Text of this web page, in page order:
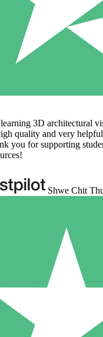
3D architectural
quality and very
you for supporting
Shwe Chit